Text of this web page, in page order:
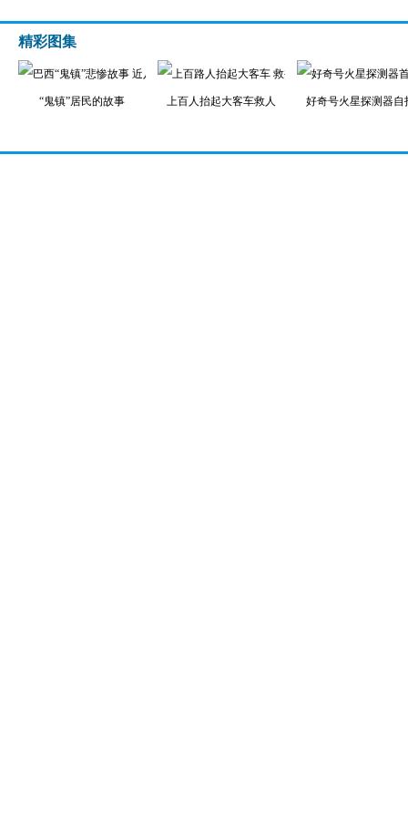
精彩图集
“鬼镇”居民的故事 上百人抬起大客车救人 好奇号火星探测器自